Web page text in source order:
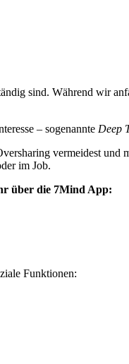
sind. Während wir
– sogenannte Deep
vermeidest und
im Job.
über die 7Mind App:
Funktionen: